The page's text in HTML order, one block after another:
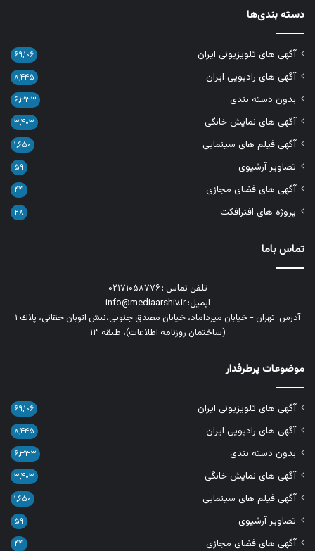
دسته بندی‌ها
آگهی های تلویزیونی ایران ۶۹,۱۰۶
آگهی های رادیویی ایران ۸,۴۴۵
بدون دسته بندی ۶,۳۳۳
آگهی های نمایش خانگی ۳,۴۰۳
آگهی فیلم های سینمایی ۱,۶۵۰
تصاویر آرشیوی ۵۹
آگهی های فضای مجازی ۴۴
پروژه های افترافکت ۲۸
تماس باما
تلفن تماس : ۰۲۱۷۱۰۵۸۷۷۶
ایمیل: info@mediaarshiv.ir
آدرس: تهران - خیابان میرداماد، خیابان مصدق جنوبی،نبش اتوبان حقانی، پلاك ١
(ساختمان روزنامه اطلاعات)، طبقه ۱۳
موضوعات پرطرفدار
آگهی های تلویزیونی ایران ۶۹,۱۰۶
آگهی های رادیویی ایران ۸,۴۴۵
بدون دسته بندی ۶,۳۳۳
آگهی های نمایش خانگی ۳,۴۰۳
آگهی فیلم های سینمایی ۱,۶۵۰
تصاویر آرشیوی ۵۹
آگهی های فضای مجازی ۴۴